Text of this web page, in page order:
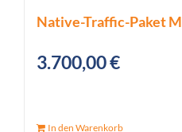
Native-Traffic-Paket M
3.700,00€
In den Warenkorb